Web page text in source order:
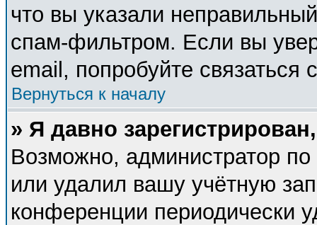
что вы указали
спам-фильтром. Если вы
email, попробуйте связаться
Вернуться к началу
» Я давно
Возможно, администратор по
или удалил вашу учётную
конференции периодически